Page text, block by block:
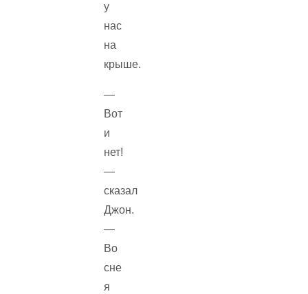
у
нас
на
крыше.
—
Вот
и
нет!
—
сказал
Джон.
—
Во
сне
я